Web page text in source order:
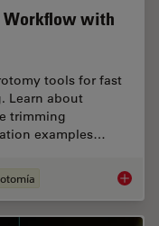
Workflow with
tools for fast
Learn about
trimming
examples…